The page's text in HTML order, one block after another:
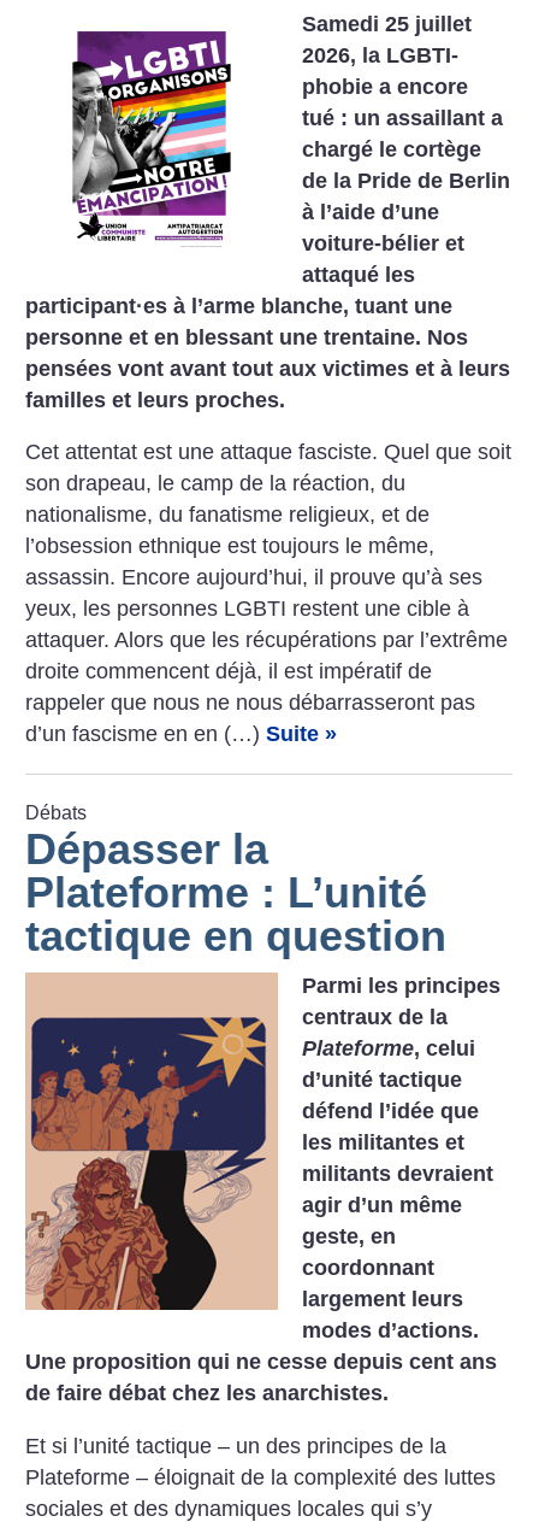
Samedi 25 juillet
2026, la LGBTI-
phobie a encore
tué : un assaillant a
chargé le cortège
de la Pride de Berlin
à l’aide d’une
voiture-bélier et
attaqué les
participant·es à l’arme blanche, tuant une
personne et en blessant une trentaine. Nos
pensées vont avant tout aux victimes et à leurs
familles et leurs proches.
Cet attentat est une attaque fasciste. Quel que soit
son drapeau, le camp de la réaction, du
nationalisme, du fanatisme religieux, et de
l’obsession ethnique est toujours le même,
assassin. Encore aujourd’hui, il prouve qu’à ses
yeux, les personnes LGBTI restent une cible à
attaquer. Alors que les récupérations par l’extrême
droite commencent déjà, il est impératif de
rappeler que nous ne nous débarrasseront pas
d’un fascisme en en (…)Suite »
Débats
Dépasser la
Plateforme : L’unité
tactique en question
Parmi les principes
centraux de la
Plateforme, celui
d’unité tactique
défend l’idée que
les militantes et
militants devraient
agir d’un même
geste, en
coordonnant
largement leurs
modes d’actions.
Une proposition qui ne cesse depuis cent ans
de faire débat chez les anarchistes.
Et si l’unité tactique – un des principes de la
Plateforme – éloignait de la complexité des luttes
sociales et des dynamiques locales qui s’y